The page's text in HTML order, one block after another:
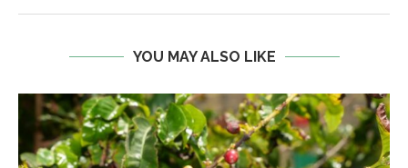
YOU MAY ALSO LIKE